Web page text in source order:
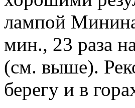
лампой
мин., 23 раза
(см. выше).
берегу и в